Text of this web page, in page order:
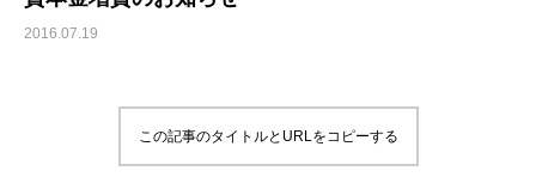
2016.07.19
この記事のタイトルとURLをコピーする